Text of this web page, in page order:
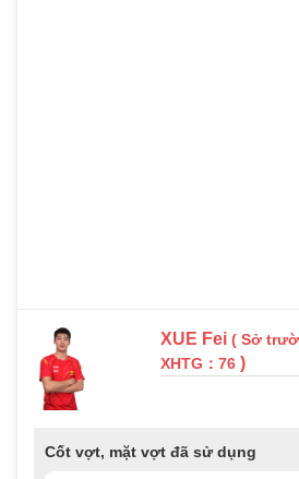
XUE Fei( Sở
XHTG：76 )
Cốt vợt, mặt vợt đã sử dụng